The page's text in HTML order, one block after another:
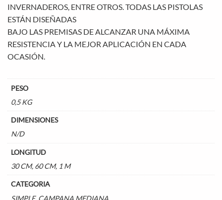
INVERNADEROS, ENTRE OTROS. TODAS LAS PISTOLAS
ESTÁN DISEÑADAS
BAJO LAS PREMISAS DE ALCANZAR UNA MÁXIMA
RESISTENCIA Y LA MEJOR APLICACIÓN EN CADA
OCASIÓN.
PESO
0,5 KG
DIMENSIONES
N/D
LONGITUD
30 CM, 60 CM, 1 M
CATEGORIA
SIMPLE, CAMPANA MEDIANA